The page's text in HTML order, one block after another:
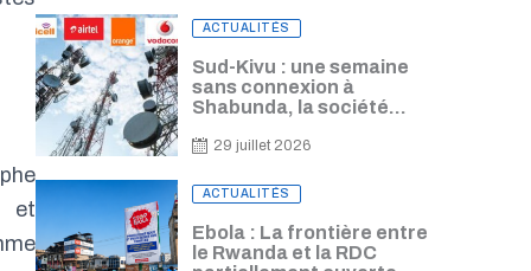
et
ACTUALITÉS
Sud-Kivu : une semaine
sans connexion à
Shabunda, la société
lourdes conséquences
Posted
29 juillet 2026
ACTUALITÉS
Ebola : La frontière entre
le Rwanda et la RDC
Posted